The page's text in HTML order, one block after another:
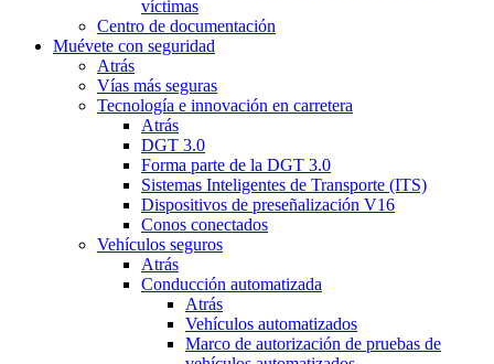
víctimas
Centro de documentación
Muévete con seguridad
Atrás
Vías más seguras
Tecnología e innovación en carretera
Atrás
DGT 3.0
Forma parte de la DGT 3.0
Sistemas Inteligentes de Transporte (ITS)
Dispositivos de preseñalización V16
Conos conectados
Vehículos seguros
Atrás
Conducción automatizada
Atrás
Vehículos automatizados
Marco de autorización de pruebas de